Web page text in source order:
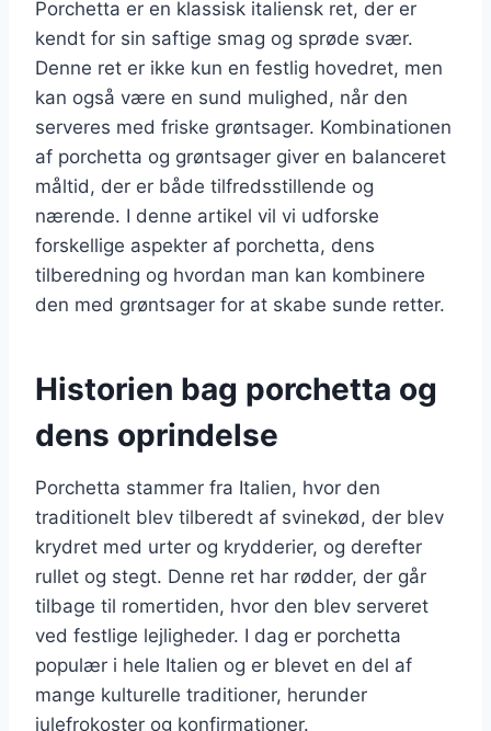
Porchetta er en klassisk italiensk ret, der er
kendt for sin saftige smag og sprøde svær.
Denne ret er ikke kun en festlig hovedret, men
kan også være en sund mulighed, når den
serveres med friske grøntsager. Kombinationen
af porchetta og grøntsager giver en balanceret
måltid, der er både tilfredsstillende og
nærende. I denne artikel vil vi udforske
forskellige aspekter af porchetta, dens
tilberedning og hvordan man kan kombinere
den med grøntsager for at skabe sunde retter.
Historien bag porchetta og
dens oprindelse
Porchetta stammer fra Italien, hvor den
traditionelt blev tilberedt af svinekød, der blev
krydret med urter og krydderier, og derefter
rullet og stegt. Denne ret har rødder, der går
tilbage til romertiden, hvor den blev serveret
ved festlige lejligheder. I dag er porchetta
populær i hele Italien og er blevet en del af
mange kulturelle traditioner, herunder
julefrokoster og konfirmationer.